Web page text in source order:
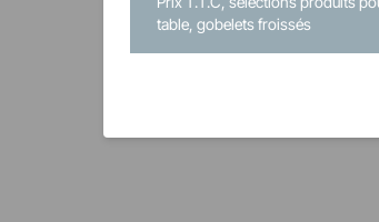
table, gobelets froissés